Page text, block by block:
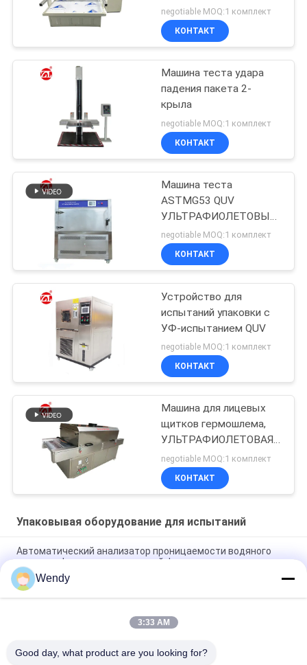
стойкость перехода
negotiable MOQ:1 комплект
КОНТАКТ
Машина теста удара
падения пакета 2-
крыла
negotiable MOQ:1 комплект
КОНТАКТ
Машина теста
ASTMG53 QUV
УЛЬТРАФИОЛЕТОВЫЕ
в краске и покрытиях,
автомобильный,
пластмассах Etc
negotiable MOQ:1 комплект
КОНТАКТ
Устройство для
испытаний упаковки с
УФ-испытанием QUV
negotiable MOQ:1 комплект
КОНТАКТ
Машина для лицевых
щитков гермошлема,
УЛЬТРАФИОЛЕТОВАЯ
машина теста печи
стерилизации
ультрафиолетового
УЛЬТРАФИОЛЕТОВАЯ
negotiable MOQ:1 комплект
КОНТАКТ
Упаковывая оборудование для испытаний
Автоматический анализатор проницаемости водяного
пара для фильма, алюминиевой фольги
ASTM D642 гофрировало тестер обжатия толкотни
картонной коробки устойчивый
ИСО3036 сетноой-аналогов тип тестер прочности Пьерсе
Wendy
3:33 AM
Good day, what product are you looking for?